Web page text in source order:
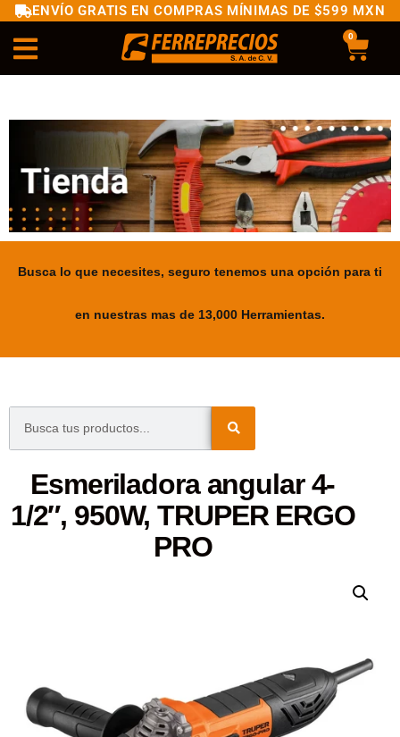
ENVÍO GRATIS EN COMPRAS MÍNIMAS DE $599 MXN
0
Busca lo que necesites, seguro tenemos una opción para ti
en nuestras mas de 13,000 Herramientas.
Esmeriladora angular 4-
1/2″, 950W, TRUPER ERGO
PRO